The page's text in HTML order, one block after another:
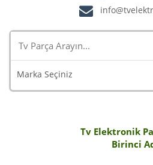
Marka Seçiniz
Tv Elektronik
Birinci